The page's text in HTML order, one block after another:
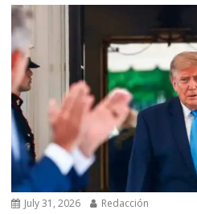
July 31, 2026 Redacción